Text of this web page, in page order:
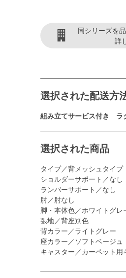
同シリーズを
詳
選択された配送方
組み立てサービス付き ラ
選択された商品
タイプ／背メッシュタイプ
ショルダーサポート／なし
ランバーサポート／なし
肘／肘なし
脚・本体色／ホワイトグレ
張地／背座別色
背カラー／ライトグレー
座カラー／ソフトベージュ
キャスター／カーペット用